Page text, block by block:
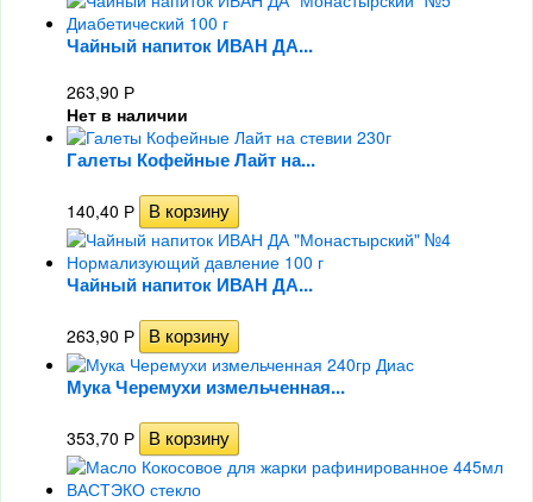
Чайный напиток ИВАН ДА...
263,90 Р
Нет в наличии
Галеты Кофейные Лайт на...
140,40 Р
Чайный напиток ИВАН ДА...
263,90 Р
Мука Черемухи измельченная...
353,70 Р